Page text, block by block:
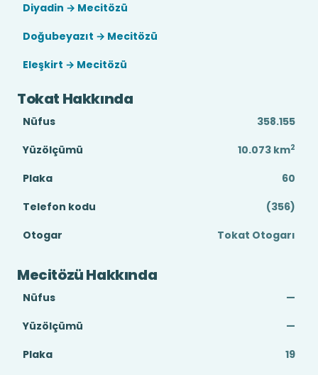
Diyadin → Mecitözü
Doğubeyazıt → Mecitözü
Eleşkirt → Mecitözü
Tokat Hakkında
Nüfus
358.155
Yüzölçümü
10.073 km2
Plaka
60
Telefon kodu
(356)
Otogar
Tokat Otogarı
Mecitözü Hakkında
Nüfus
—
Yüzölçümü
—
Plaka
19